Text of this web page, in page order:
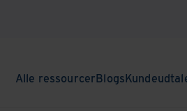
Alle ressourcerBlogs